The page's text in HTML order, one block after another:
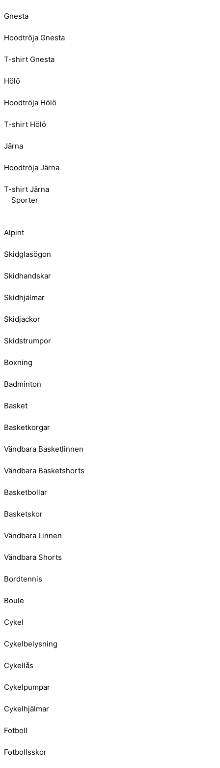
Gnesta
Hoodtröja Gnesta
T-shirt Gnesta
Hölö
Hoodtröja Hölö
T-shirt Hölö
Järna
Hoodtröja Järna
T-shirt Järna
Sporter
Alpint
Skidglasögon
Skidhandskar
Skidhjälmar
Skidjackor
Skidstrumpor
Boxning
Badminton
Basket
Basketkorgar
Vändbara Basketlinnen
Vändbara Basketshorts
Basketbollar
Basketskor
Vändbara Linnen
Vändbara Shorts
Bordtennis
Boule
Cykel
Cykelbelysning
Cykellås
Cykelpumpar
Cykelhjälmar
Fotboll
Fotbollsskor